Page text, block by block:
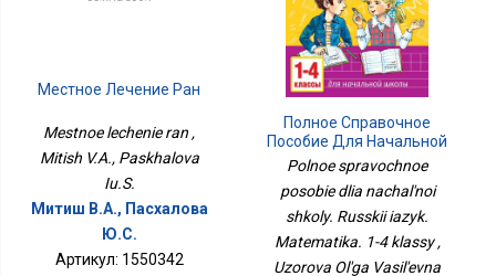
Местное Лечение Ран
Mestnoe lechenie ran ,
Mitish V.A., Paskhalova
Iu.S.
Митиш В.А., Пасхалова
Ю.С.
Артикул: 1550342
Полное Справочное
Пособие Для Начальной
Школы. Русский Язык.
Математика. 1-4 Классы
Polnoe spravochnoe
posobie dlia nachal'noi
shkoly. Russkii iazyk.
Matematika. 1-4 klassy ,
Uzorova Ol'ga Vasil'evna